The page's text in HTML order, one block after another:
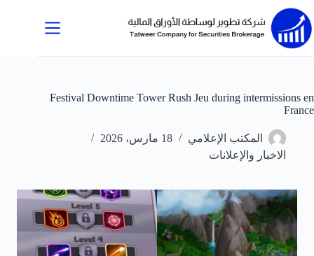
التجاوز
إلى
المحتوى
Festival Downtime Tower Rush Jeu during intermissions en
France
المكتب الإعلامي
18 مارس، 2026
الاخبار والإعلانات